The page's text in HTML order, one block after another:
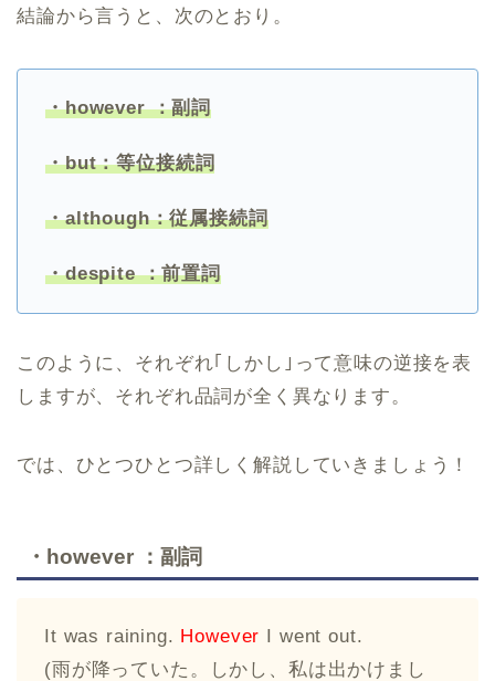
結論から言うと、次のとおり。
・however ：副詞
・but：等位接続詞
・although：従属接続詞
・despite ：前置詞
このように、それぞれ｢しかし｣って意味の逆接を表
しますが、それぞれ品詞が全く異なります。
では、ひとつひとつ詳しく解説していきましょう！
・however ：副詞
It was raining. However I went out.
(雨が降っていた。しかし、私は出かけまし